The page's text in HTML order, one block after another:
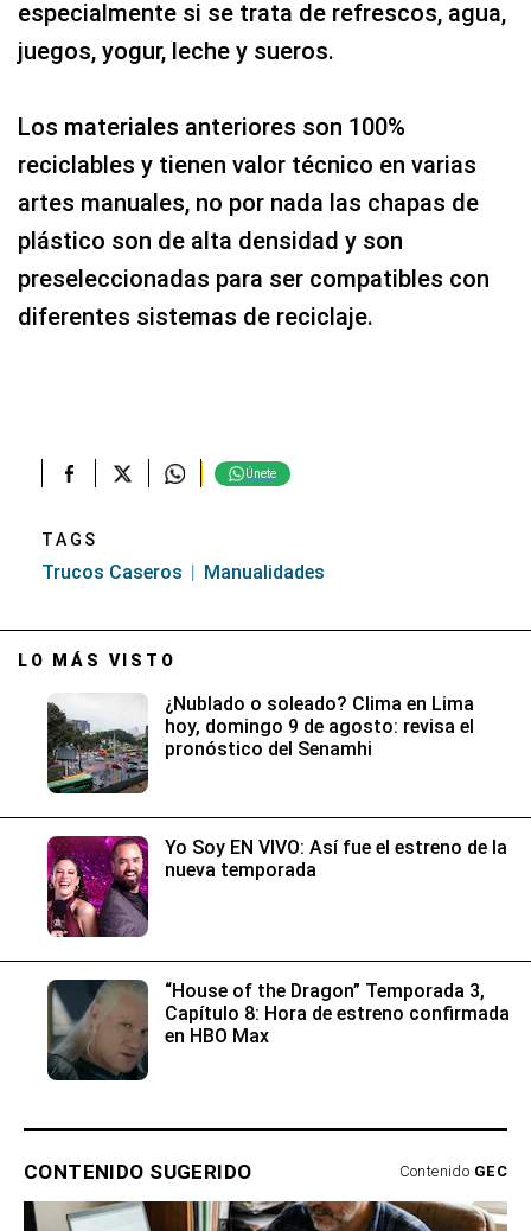
especialmente si se trata de refrescos, agua,
juegos, yogur, leche y sueros.
Los materiales anteriores son 100%
reciclables y tienen valor técnico en varias
artes manuales, no por nada las chapas de
plástico son de alta densidad y son
preseleccionadas para ser compatibles con
diferentes sistemas de reciclaje.
Únete
TAGS
Trucos Caseros Manualidades
LO MÁS VISTO
¿Nublado o soleado? Clima en Lima
hoy, domingo 9 de agosto: revisa el
pronóstico del Senamhi
Yo Soy EN VIVO: Así fue el estreno de la
nueva temporada
“House of the Dragon” Temporada 3,
Capítulo 8: Hora de estreno confirmada
en HBO Max
CONTENIDO SUGERIDO Contenido GEC